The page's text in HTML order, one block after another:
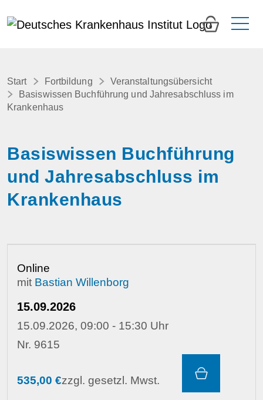
0
Start Fortbildung
Veranstaltungsübersicht
Basiswissen Buchführung und Jahresabschluss im
Krankenhaus
Basiswissen Buchführung
und Jahresabschluss im
Krankenhaus
Online
mit Bastian Willenborg
15.09.2026
15.09.2026, 09:00 - 15:30 Uhr
Nr. 9615
535,00 €zzgl. gesetzl. Mwst.